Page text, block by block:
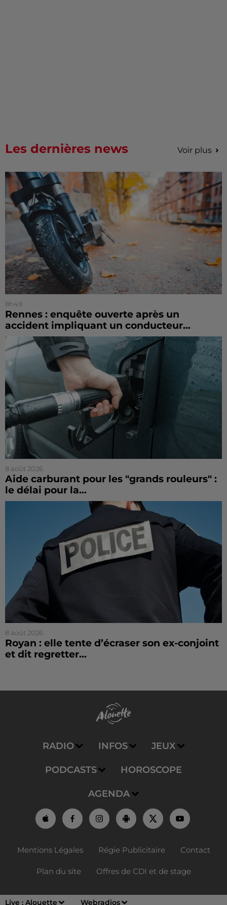
Live : Alouette Webradios
Les dernières news Voir plus
8h49
Rennes : enquête ouverte après un
accident impliquant un conducteur...
8 août 2026
Aide carburant pour les "grands rouleurs" :
le délai pour la...
8 août 2026
Royan : elle tente d’écraser son ex-conjoint
et dit regretter...
RADIO INFOS JEUX
PODCASTS HOROSCOPE
AGENDA
Mentions Légales Régie Publicitaire Contact
Plan du site Offres de CDI et de stage